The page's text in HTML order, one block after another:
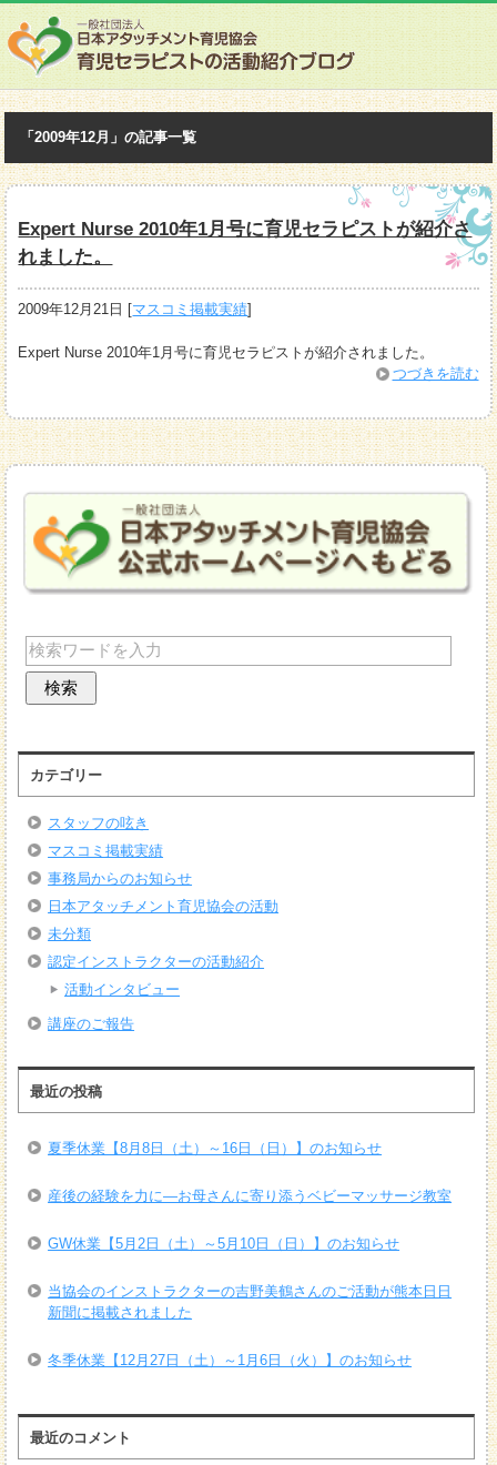
「2009年12月」の記事一覧
Expert Nurse 2010年1月号に育児セラピストが紹介さ
れました。
2009年12月21日 [マスコミ掲載実績]
Expert Nurse 2010年1月号に育児セラピストが紹介されました。
つづきを読む
カテゴリー
スタッフの呟き
マスコミ掲載実績
事務局からのお知らせ
日本アタッチメント育児協会の活動
未分類
認定インストラクターの活動紹介
活動インタビュー
講座のご報告
最近の投稿
夏季休業【8月8日（土）～16日（日）】のお知らせ
産後の経験を力に―お母さんに寄り添うベビーマッサージ教室
GW休業【5月2日（土）～5月10日（日）】のお知らせ
当協会のインストラクターの吉野美鶴さんのご活動が熊本日日
新聞に掲載されました
冬季休業【12月27日（土）～1月6日（火）】のお知らせ
最近のコメント